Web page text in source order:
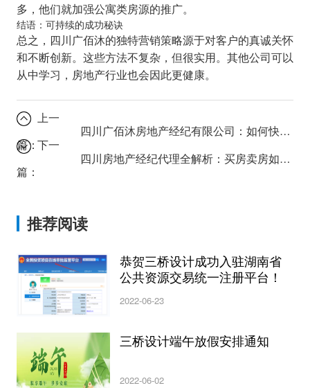
多，他们就加强公寓类房源的推广。
结语：可持续的成功秘诀
总之，四川广佰沐的独特营销策略源于对客户的真诚关怀
和不断创新。这些方法不复杂，但很实用。其他公司可以
从中学习，房地产行业也会因此更健康。
上一
篇：
四川广佰沐房地产经纪有限公司：如何快速找到理想房源？
下一
篇：
四川房地产经纪代理全解析：买房卖房如何省心又省钱？
推荐阅读
恭贺三桥设计成功入驻湖南省
公共资源交易统一注册平台！
2022-06-23
三桥设计端午放假安排通知
2022-06-02